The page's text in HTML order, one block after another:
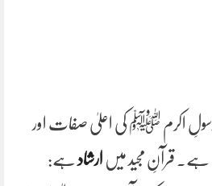
اکرم ﷺ کی اعلیٰ صفات اور
ہے۔ قرآنِ مجید میں ارشاد ہے: